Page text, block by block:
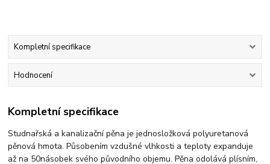
Kompletní specifikace
Hodnocení
Kompletní specifikace
Studnařská a kanalizační pěna je jednosložková polyuretanová
pěnová hmota. Působením vzdušné vlhkosti a teploty expanduje
až na 50násobek svého původního objemu. Pěna odolává plísním,